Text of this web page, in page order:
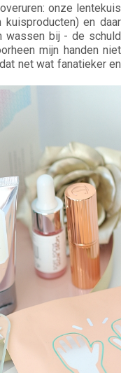
onze lentekuis
en daar
wassen bij - de schuld
mijn handen niet
net wat fanatieker en